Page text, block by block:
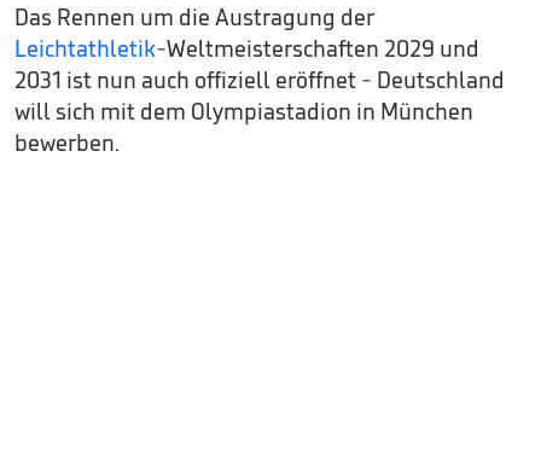
Das Rennen um die Austragung der
Leichtathletik-Weltmeisterschaften 2029 und
2031 ist nun auch offiziell eröffnet - Deutschland
will sich mit dem Olympiastadion in München
bewerben.